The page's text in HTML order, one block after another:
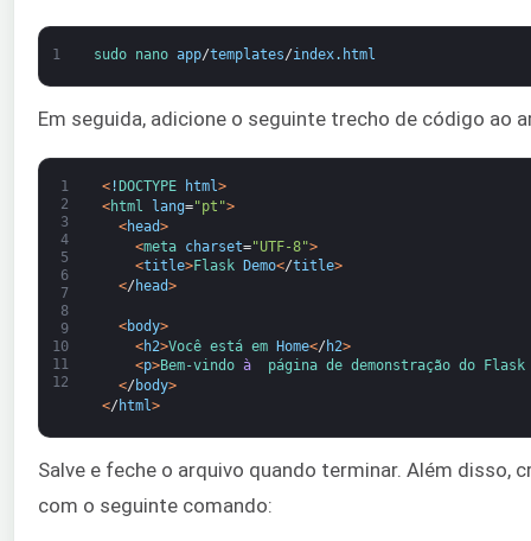
1 sudo nano app/templates/index. html
Em seguida, adicione o seguinte trecho de código ao
1
2
3
4
5
6
7
8
9
10
11
12
<! DOCTYPE html>
<html lang="pt">
<head>
<meta charset="UTF-8">
<title>Flask Demo</title>
</ head>
<body>
<h2>Você está em Home</ h2>
<p>Bem-vindo à página de demonstração do
</ body>
</ html>
Salve e feche o arquivo quando terminar. Além disso,
com o seguinte comando: